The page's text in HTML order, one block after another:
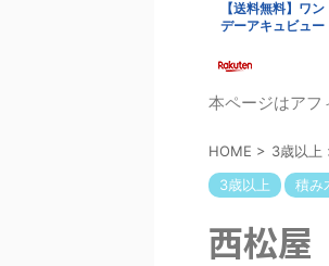
本ページはアフ
HOME > 3歳以上
3歳以上
積み
西松屋